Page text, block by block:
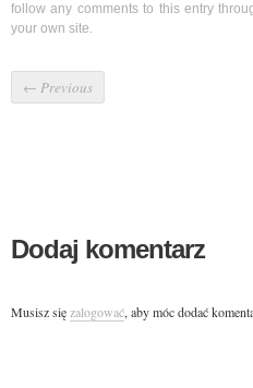
follow any comments to this entry
your own site.
← Previous
Dodaj komentarz
Musisz sięzalogować, aby móc dodać